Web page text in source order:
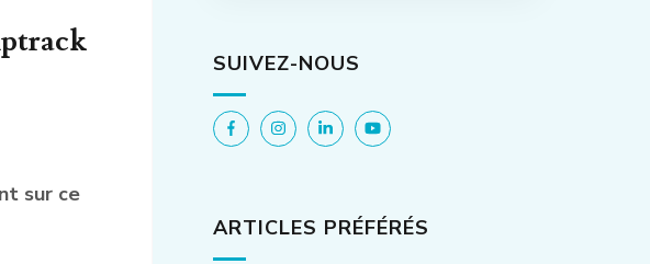
sur ce
SUIVEZ-NOUS
ARTICLES PRÉFÉRÉS